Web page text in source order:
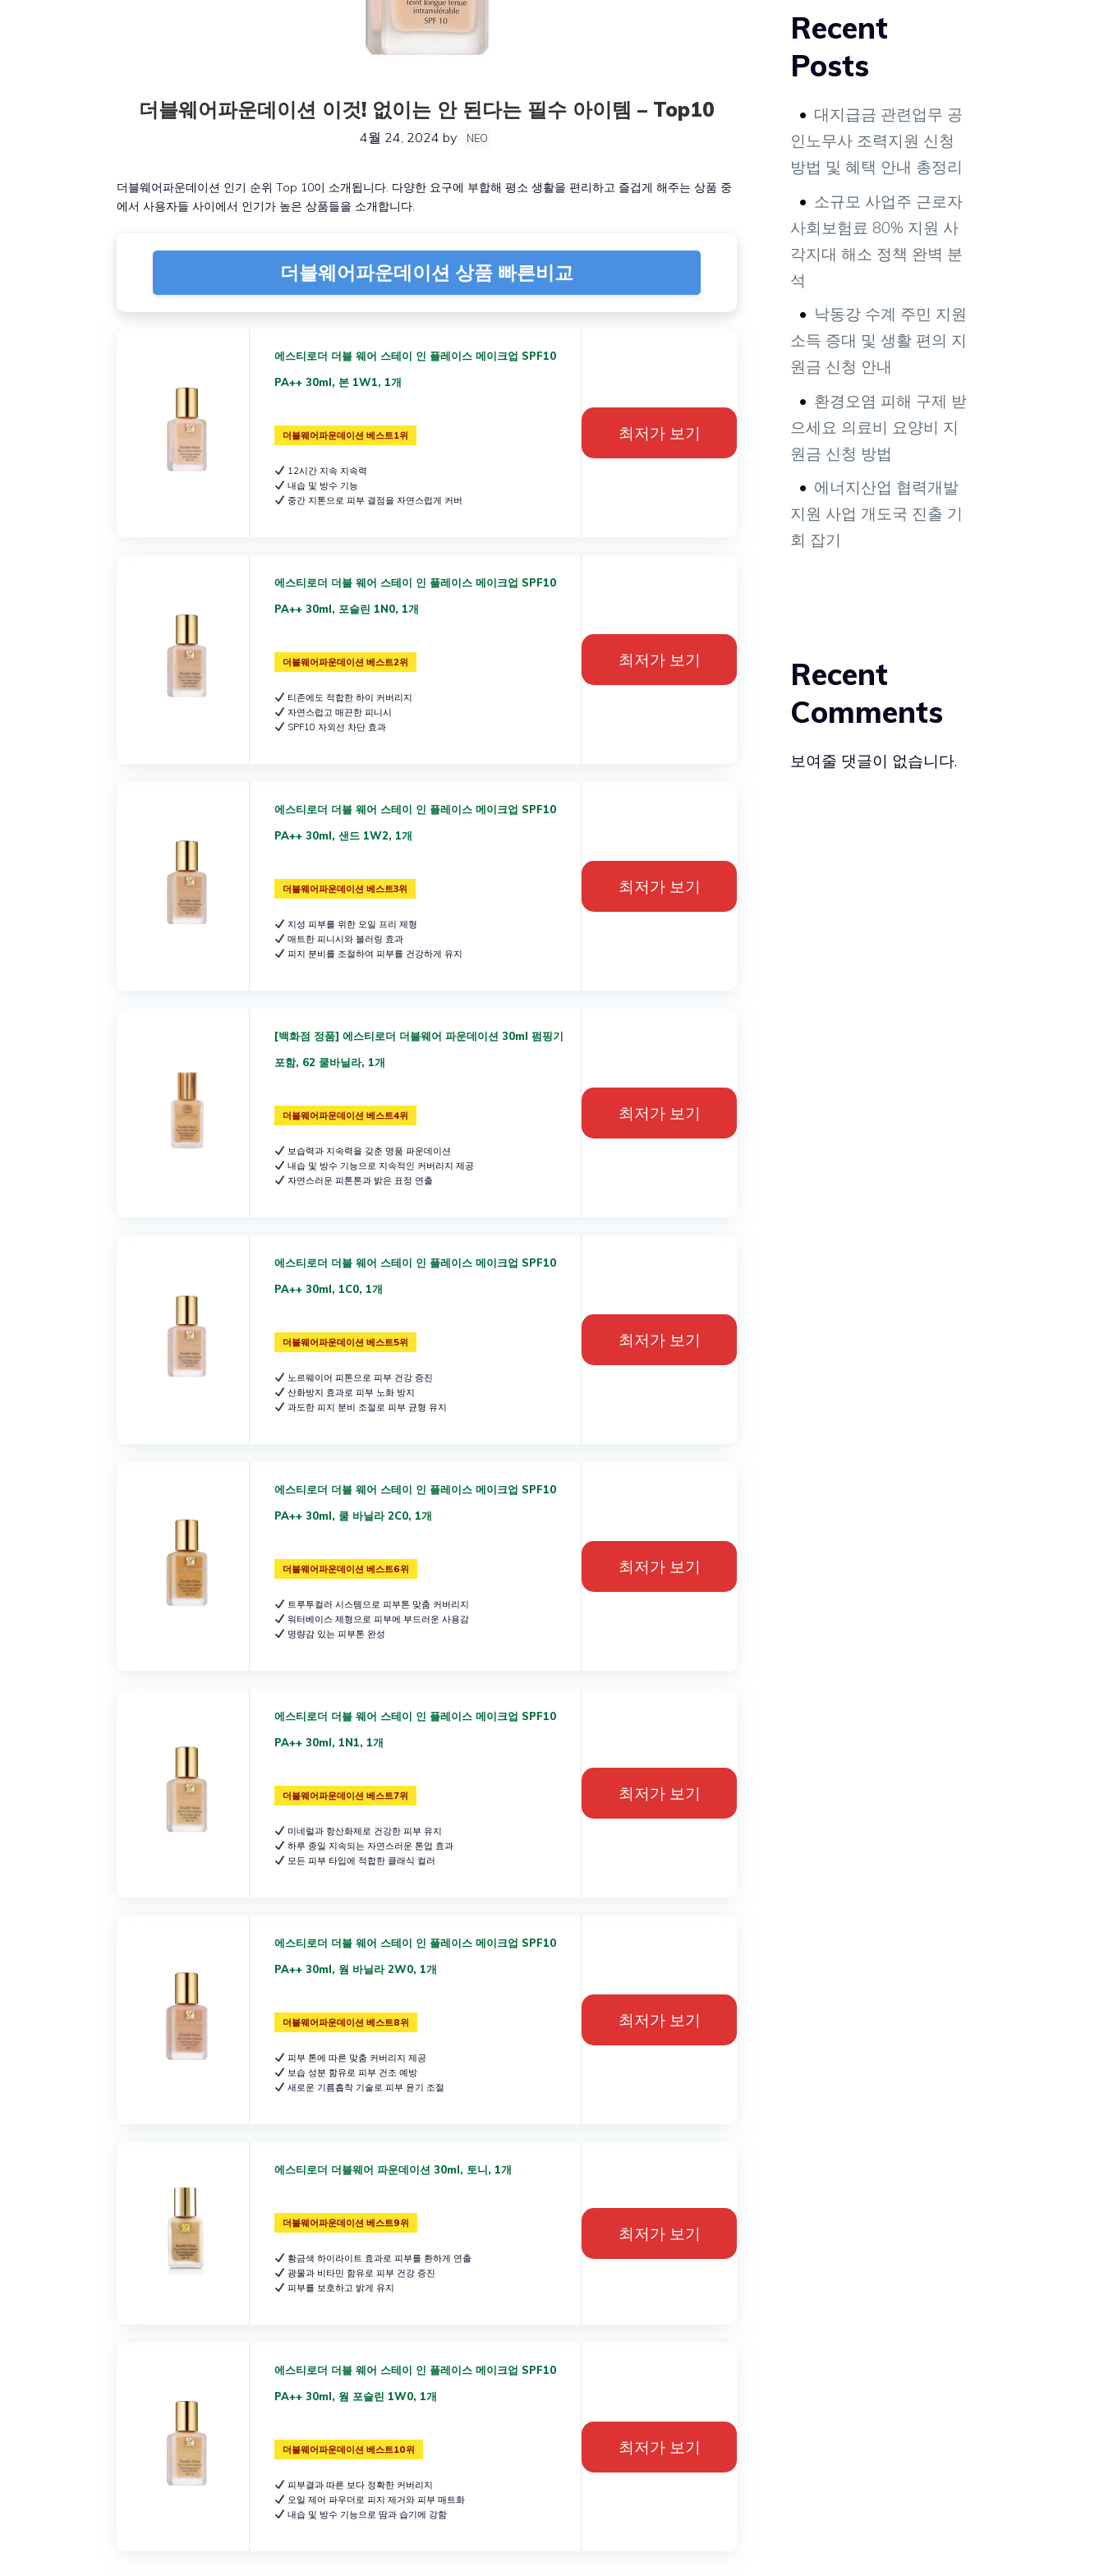
더블웨어파운데이션 이것! 없이는 안 된다는 필수 아이템 – Top10
4월 24, 2024 by NEO
더블웨어파운데이션 인기 순위 Top 10이 소개됩니다. 다양한 요구에 부합해 평소 생활을 편리하고 즐겁게 해주는 상품 중
에서 사용자들 사이에서 인기가 높은 상품들을 소개합니다.
더블웨어파운데이션 상품 빠른비교
에스티로더 더블 웨어 스테이 인 플레이스 메이크업 SPF10
PA++ 30ml, 본 1W1, 1개
더블웨어파운데이션 베스트1위
12시간 지속 지속력
내습 및 방수 기능
중간 지톤으로 피부 결점을 자연스럽게 커버
최저가 보기
에스티로더 더블 웨어 스테이 인 플레이스 메이크업 SPF10
PA++ 30ml, 포슬린 1N0, 1개
더블웨어파운데이션 베스트2위
티존에도 적합한 하이 커버리지
자연스럽고 매끈한 피니시
SPF10 자외선 차단 효과
최저가 보기
에스티로더 더블 웨어 스테이 인 플레이스 메이크업 SPF10
PA++ 30ml, 샌드 1W2, 1개
더블웨어파운데이션 베스트3위
지성 피부를 위한 오일 프리 제형
매트한 피니시와 블러링 효과
피지 분비를 조절하여 피부를 건강하게 유지
최저가 보기
[백화점 정품] 에스티로더 더블웨어 파운데이션 30ml 펌핑기
포함, 62 쿨바닐라, 1개
더블웨어파운데이션 베스트4위
보습력과 지속력을 갖춘 명품 파운데이션
내습 및 방수 기능으로 지속적인 커버리지 제공
자연스러운 피톤톤과 밝은 표정 연출
최저가 보기
에스티로더 더블 웨어 스테이 인 플레이스 메이크업 SPF10
PA++ 30ml, 1C0, 1개
더블웨어파운데이션 베스트5위
노르웨이어 피톤으로 피부 건강 증진
산화방지 효과로 피부 노화 방지
과도한 피지 분비 조절로 피부 균형 유지
최저가 보기
에스티로더 더블 웨어 스테이 인 플레이스 메이크업 SPF10
PA++ 30ml, 쿨 바닐라 2C0, 1개
더블웨어파운데이션 베스트6위
트루투컬러 시스템으로 피부톤 맞춤 커버리지
워터베이스 제형으로 피부에 부드러운 사용감
명량감 있는 피부톤 완성
최저가 보기
에스티로더 더블 웨어 스테이 인 플레이스 메이크업 SPF10
PA++ 30ml, 1N1, 1개
더블웨어파운데이션 베스트7위
미네럴과 항산화제로 건강한 피부 유지
하루 종일 지속되는 자연스러운 톤업 효과
모든 피부 타입에 적합한 클래식 컬러
최저가 보기
에스티로더 더블 웨어 스테이 인 플레이스 메이크업 SPF10
PA++ 30ml, 웜 바닐라 2W0, 1개
더블웨어파운데이션 베스트8위
피부 톤에 따른 맞춤 커버리지 제공
보습 성분 함유로 피부 건조 예방
새로운 기름흡착 기술로 피부 윤기 조절
최저가 보기
에스티로더 더블웨어 파운데이션 30ml, 토니, 1개
더블웨어파운데이션 베스트9위
황금색 하이라이트 효과로 피부를 환하게 연출
광물과 비타민 함유로 피부 건강 증진
피부를 보호하고 밝게 유지
최저가 보기
에스티로더 더블 웨어 스테이 인 플레이스 메이크업 SPF10
PA++ 30ml, 웜 포슬린 1W0, 1개
더블웨어파운데이션 베스트10위
피부결과 따른 보다 정확한 커버리지
오일 제어 파우더로 피지 제거와 피부 매트화
내습 및 방수 기능으로 땀과 습기에 강함
최저가 보기
Recent
Posts
대지급금 관련업무 공
인노무사 조력지원 신청
방법 및 혜택 안내 총정리
소규모 사업주 근로자
사회보험료 80% 지원 사
각지대 해소 정책 완벽 분
석
낙동강 수계 주민 지원
소득 증대 및 생활 편의 지
원금 신청 안내
환경오염 피해 구제 받
으세요 의료비 요양비 지
원금 신청 방법
에너지산업 협력개발
지원 사업 개도국 진출 기
회 잡기
Recent
Comments
보여줄 댓글이 없습니다.